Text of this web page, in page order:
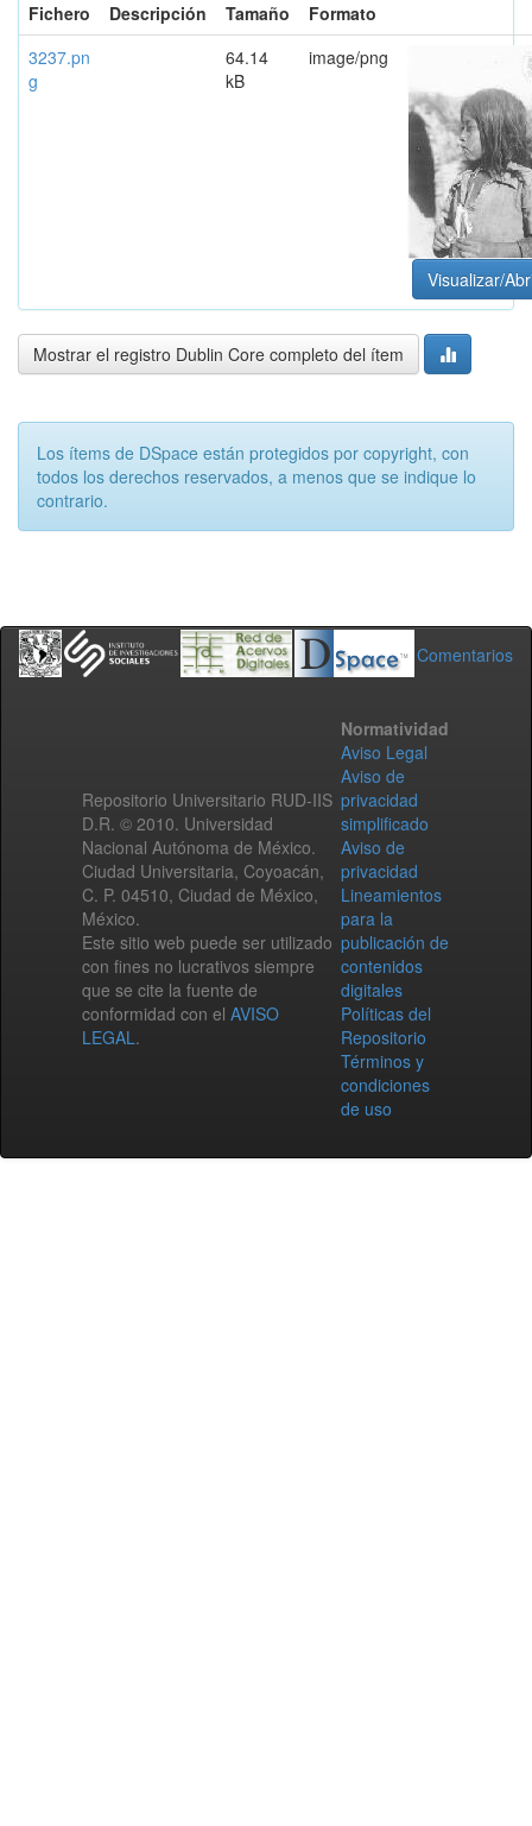
Fichero
Descripción Tamaño
Formato
3237.pn
g
64.14
kB
image/png
Visualizar/
Mostrar el registro Dublin Core completo del ítem
Los ítems de DSpace están protegidos por copyright, con
todos los derechos reservados, a menos que se indique lo
contrario.
Comentarios
Repositorio Universitario RUD-IIS
D.R. © 2010. Universidad
Nacional Autónoma de México.
Ciudad Universitaria, Coyoacán,
C. P. 04510, Ciudad de México,
México.
Este sitio web puede ser utilizado
con fines no lucrativos siempre
que se cite la fuente de
conformidad con el AVISO
LEGAL.
Normatividad
Aviso Legal
Aviso de
privacidad
simplificado
Aviso de
privacidad
Lineamientos
para la
publicación de
contenidos
digitales
Políticas del
Repositorio
Términos y
condiciones
de uso